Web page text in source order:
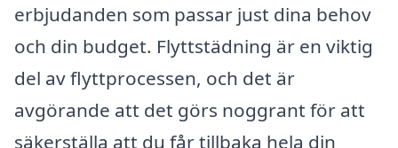
erbjudanden som passar just dina behov
och din budget. Flyttstädning är en viktig
del av flyttprocessen, och det är
avgörande att det görs noggrant för att
säkerställa att du får tillbaka hela din